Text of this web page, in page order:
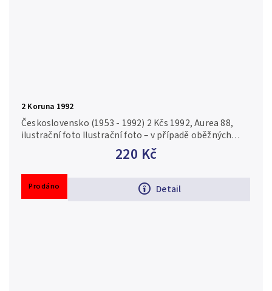
2 Koruna 1992
220 Kč
Detail
Československo (1953 - 1992) 2 Kčs 1992, Aurea 88,
ilustrační foto Ilustrační foto – v případě oběžných
mincí vydávaných ve vysokých nákladech nebo
Prodáno